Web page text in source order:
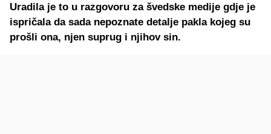
Uradila je to u razgovoru za švedske medije gdje je
ispričala da sada nepoznate detalje pakla kojeg su
prošli ona, njen suprug i njihov sin.